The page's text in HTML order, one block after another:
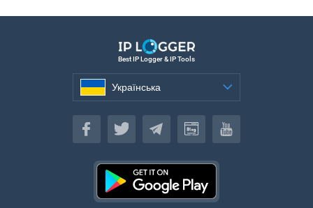
Best IP Logger & IP Tools
Українська
Українська